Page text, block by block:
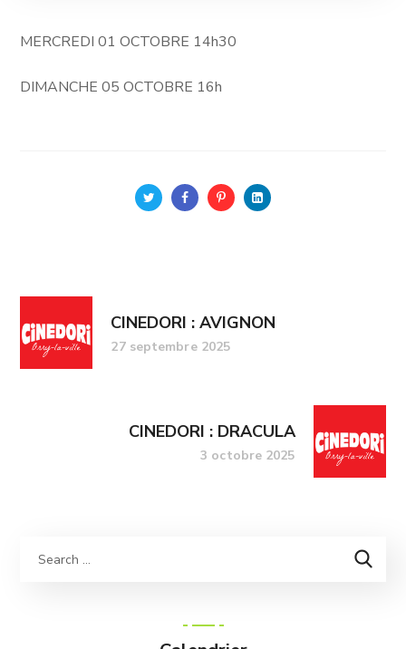
MERCREDI 01 OCTOBRE 14h30
DIMANCHE 05 OCTOBRE 16h
CINEDORI : AVIGNON
27 septembre 2025
CINEDORI : DRACULA
3 octobre 2025